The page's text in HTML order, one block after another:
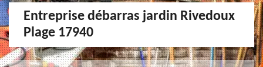
Entreprise débarras jardin Rivedoux
Plage 17940